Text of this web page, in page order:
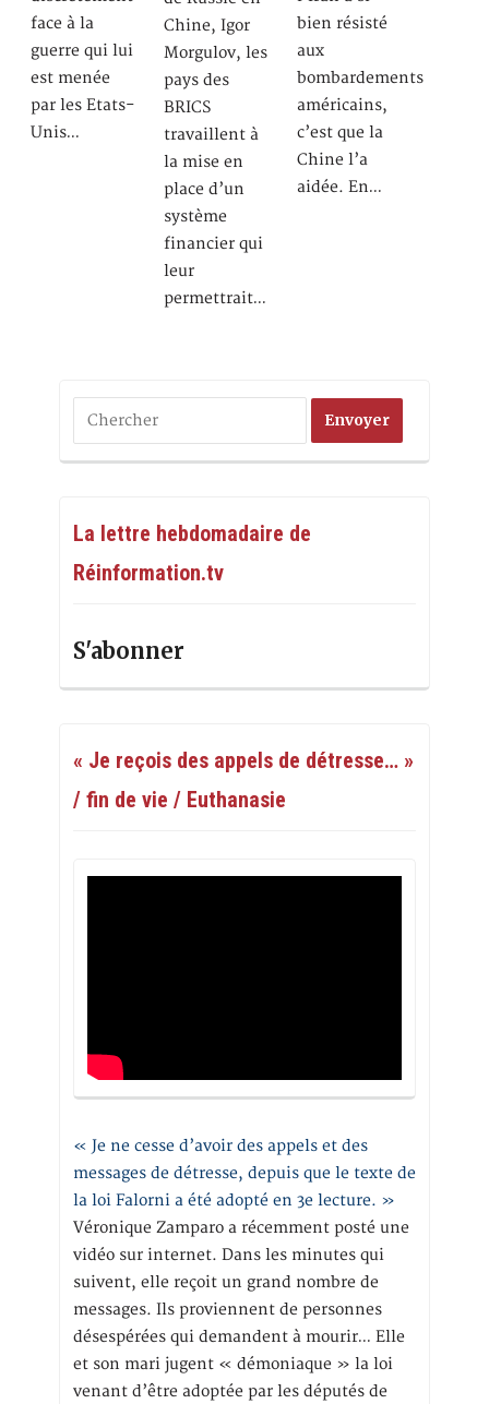
face à la
guerre qui lui
est menée
par les Etats-
Unis…
Chine, Igor
Morgulov, les
pays des
BRICS
travaillent à
la mise en
place d’un
système
financier qui
leur
permettrait…
bien résisté
aux
bombardements
américains,
c’est que la
Chine l’a
aidée. En…
La lettre hebdomadaire de
Réinformation.tv
S'abonner
« Je reçois des appels de détresse… »
/ fin de vie / Euthanasie
« Je ne cesse d’avoir des appels et des
messages de détresse, depuis que le texte de
la loi Falorni a été adopté en 3e lecture. »
Véronique Zamparo a récemment posté une
vidéo sur internet. Dans les minutes qui
suivent, elle reçoit un grand nombre de
messages. Ils proviennent de personnes
désespérées qui demandent à mourir… Elle
et son mari jugent « démoniaque » la loi
venant d’être adoptée par les députés de